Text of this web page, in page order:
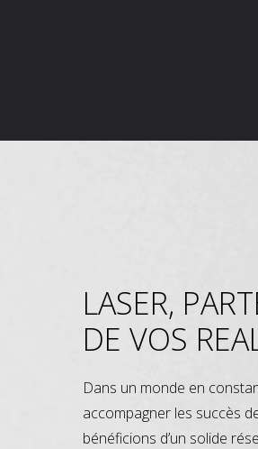
LASER,
DE VOS
Dans un monde en
accompagner les succès
bénéficions d’un solide